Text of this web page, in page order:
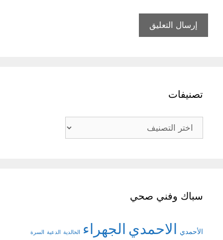
تصنيفات
تصنيفات
سباك وفني صحي
الأحمدي الاحمدي الجهراء الخالدية الدعية السرة